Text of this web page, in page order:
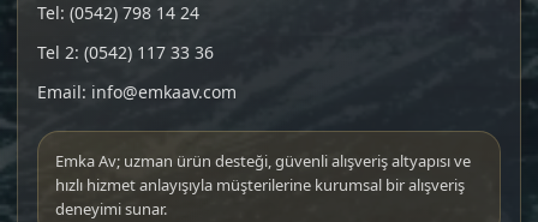
Tel: (0542) 798 14 24
Tel 2: (0542) 117 33 36
Email: info@emkaav.com
Emka Av; uzman ürün desteği, güvenli alışveriş altyapısı ve
hızlı hizmet anlayışıyla müşterilerine kurumsal bir alışveriş
deneyimi sunar.